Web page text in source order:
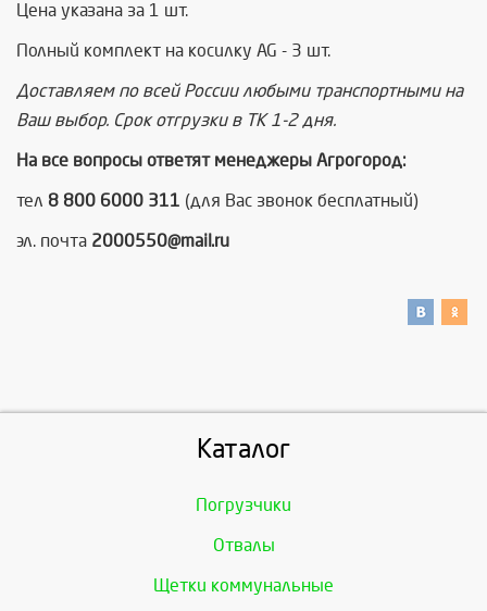
Цена указана за 1 шт.
Полный комплект на косилку AG - 3 шт.
Доставляем по всей России любыми транспортными на
Ваш выбор. Срок отгрузки в ТК 1-2 дня.
На все вопросы ответят менеджеры Агрогород:
тел 8 800 6000 311 (для Вас звонок бесплатный)
эл. почта 2000550@mail.ru
Каталог
Погрузчики
Отвалы
Щетки коммунальные